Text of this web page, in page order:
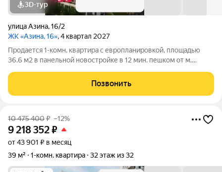
3D-тур
улица Азина,16/2
ЖК «Азина, 16», 4 квартал 2027
Продается 1-комн. квартира с европланировкой, площадью
36.6 м2 в панельной новостройке в 12 мин. пешком от м.
ипотечных средств, есть военная ипотека. Жилая площадь 10.2
м2, кухня 17.6 м2, отделка
Позвонить
10 475 400₽ –12%
9 218 352₽
от 43 901 ₽ в месяц
39 м²
1-комн. квартира 32 этаж из 32